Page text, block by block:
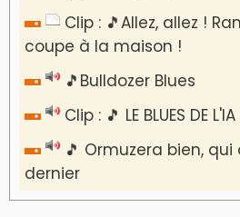
Clip : 🎵Allez, allez !
coupe à la maison !
🎵Bulldozer Blues
Clip : 🎵 LE BLUES DE L'IA
🎵 Ormuzera bien,
dernier